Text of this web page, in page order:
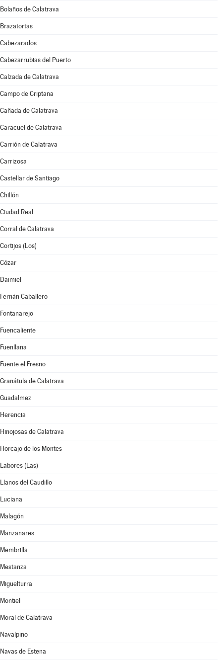
Bolaños de Calatrava
Brazatortas
Cabezarados
Cabezarrubias del Puerto
Calzada de Calatrava
Campo de Criptana
Cañada de Calatrava
Caracuel de Calatrava
Carrión de Calatrava
Carrizosa
Castellar de Santiago
Chillón
Ciudad Real
Corral de Calatrava
Cortijos (Los)
Cózar
Daimiel
Fernán Caballero
Fontanarejo
Fuencaliente
Fuenllana
Fuente el Fresno
Granátula de Calatrava
Guadalmez
Herencia
Hinojosas de Calatrava
Horcajo de los Montes
Labores (Las)
Llanos del Caudillo
Luciana
Malagón
Manzanares
Membrilla
Mestanza
Miguelturra
Montiel
Moral de Calatrava
Navalpino
Navas de Estena